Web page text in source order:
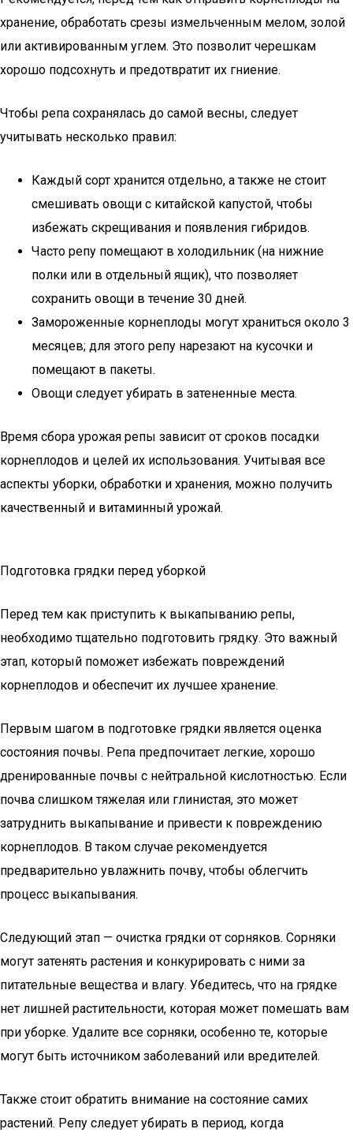
хранение, обработать срезы измельченным мелом, золой
или активированным углем. Это позволит черешкам
хорошо подсохнуть и предотвратит их гниение.
Чтобы репа сохранялась до самой весны, следует
учитывать несколько правил:
Каждый сорт хранится отдельно, а также не стоит
смешивать овощи с китайской капустой, чтобы
избежать скрещивания и появления гибридов.
Часто репу помещают в холодильник (на нижние
полки или в отдельный ящик), что позволяет
сохранить овощи в течение 30 дней.
Замороженные корнеплоды могут храниться около 3
месяцев; для этого репу нарезают на кусочки и
помещают в пакеты.
Овощи следует убирать в затененные места.
Время сбора урожая репы зависит от сроков посадки
корнеплодов и целей их использования. Учитывая все
аспекты уборки, обработки и хранения, можно получить
качественный и витаминный урожай.
Подготовка грядки перед уборкой
Перед тем как приступить к выкапыванию репы,
необходимо тщательно подготовить грядку. Это важный
этап, который поможет избежать повреждений
корнеплодов и обеспечит их лучшее хранение.
Первым шагом в подготовке грядки является оценка
состояния почвы. Репа предпочитает легкие, хорошо
дренированные почвы с нейтральной кислотностью. Если
почва слишком тяжелая или глинистая, это может
затруднить выкапывание и привести к повреждению
корнеплодов. В таком случае рекомендуется
предварительно увлажнить почву, чтобы облегчить
процесс выкапывания.
Следующий этап — очистка грядки от сорняков. Сорняки
могут затенять растения и конкурировать с ними за
питательные вещества и влагу. Убедитесь, что на грядке
нет лишней растительности, которая может помешать вам
при уборке. Удалите все сорняки, особенно те, которые
могут быть источником заболеваний или вредителей.
Также стоит обратить внимание на состояние самих
растений. Репу следует убирать в период, когда